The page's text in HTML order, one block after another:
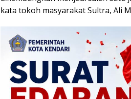
kata tokoh masyarakat Sultra, Ali